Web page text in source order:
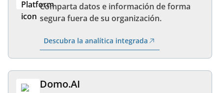
Comparta datos e información de forma
segura fuera de su organización.
Descubra la analítica integrada
Domo.AI